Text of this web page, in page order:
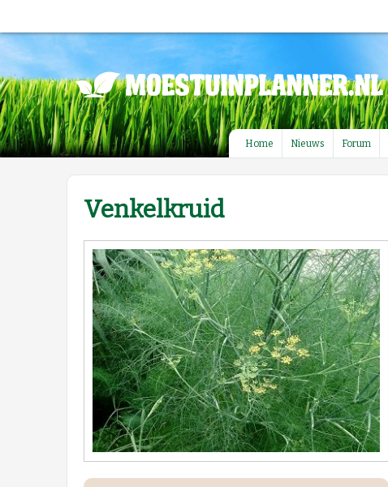
Home Nieuws Forum
Venkelkruid